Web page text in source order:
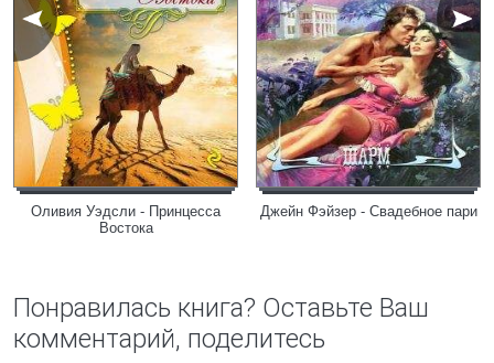
Оливия Уэдсли - Принцесса
Востока
Джейн Фэйзер - Свадебное пари
Понравилась книга? Оставьте Ваш
комментарий, поделитесь